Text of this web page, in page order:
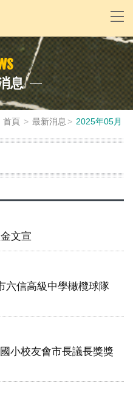
息
首頁 最新消息 2025年05月
文宣
六信高級中學橄欖球隊
小校友會市長議長獎獎